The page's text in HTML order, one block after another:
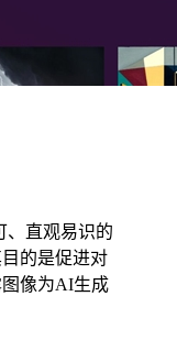
、直观易识的
的是促进对
像为AI生成